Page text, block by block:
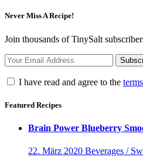
Never Miss A Recipe!
Join thousands of TinySalt
I have read and agree to the
Featured Recipes
Brain Power Blueberry
22. März 2020 Beverages /